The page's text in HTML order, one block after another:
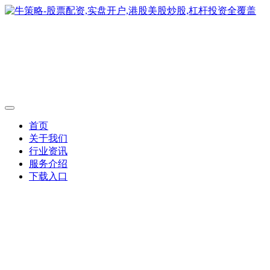
首页
关于我们
行业资讯
服务介绍
下载入口